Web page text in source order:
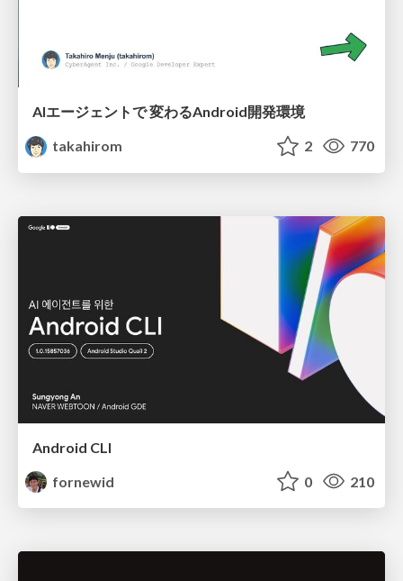
AIエージェントで 変わるAndroid開発環境
takahirom
2 770
Android CLI
fornewid
0 210